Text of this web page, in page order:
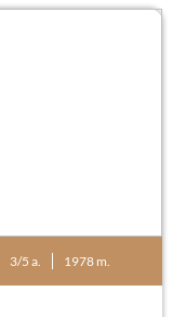
3/5 a. 1978 m.